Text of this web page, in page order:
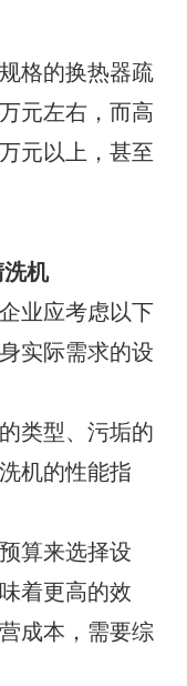
格的换热器疏
元左右，而高
元以上，甚至
机
业应考虑以下
实际需求的设
类型、污垢的
机的性能指
算来选择设
着更高的效
成本，需要综